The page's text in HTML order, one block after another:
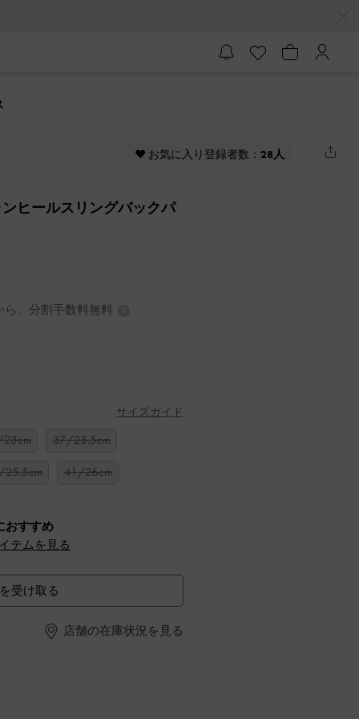
♥ お気に入り登録者数： 28人
ヒールスリングバックパ
。分割手数料無料
サイズガイド
37/23.5cm
41/26cm
おすすめ
テムを見る
受け取る
店舗の在庫状況を見る